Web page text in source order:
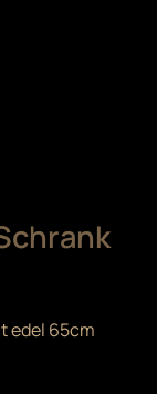
edel 65cm